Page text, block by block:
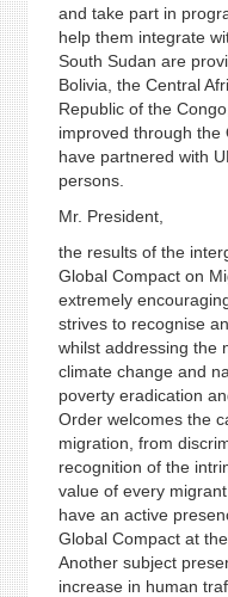
and take part in
help them integrate
South Sudan are
Bolivia, the Central
Republic of the
improved through the
have partnered with
persons.
Mr. President,
the results of the
Global Compact on
extremely
strives to recognise
whilst addressing the
climate change and
poverty eradication
Order welcomes the
migration, from
recognition of the
value of every
have an active
Global Compact at
Another subject
increase in human